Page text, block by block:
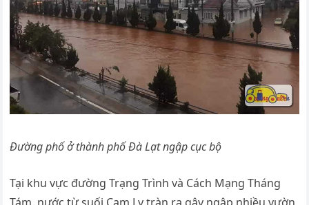
Đường phố ở thành phố Đà Lạt ngập cục bộ
Tại khu vực đường Trạng Trình và Cách Mạng Tháng